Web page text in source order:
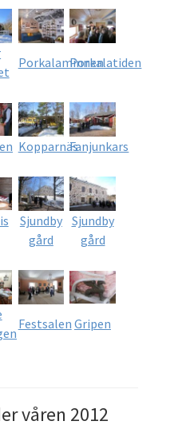
PorkalaminnenPorkalatiden
KopparnäsFanjunkars
Sjundby
gård
Sjundby
gård
Festsalen Gripen
våren 2012